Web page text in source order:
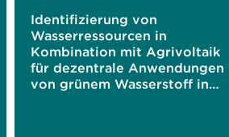
Identifizierung von
Wasserressourcen in
Kombination mit Agrivoltaik
für dezentrale Anwendungen
von grünem Wasserstoff in